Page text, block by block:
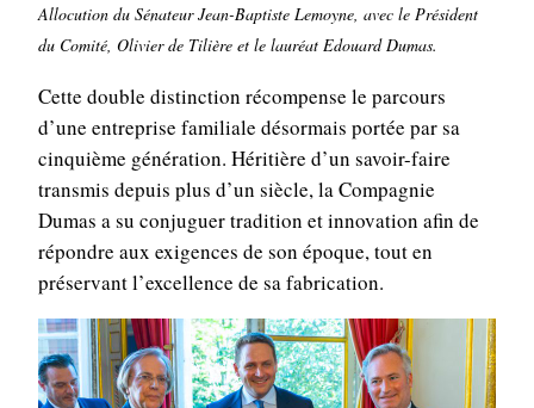
Allocution du Sénateur Jean-Baptiste Lemoyne, avec le Président
du Comité, Olivier de Tilière et le lauréat Edouard Dumas.
Cette double distinction récompense le parcours
d’une entreprise familiale désormais portée par sa
cinquième génération. Héritière d’un savoir-faire
transmis depuis plus d’un siècle, la Compagnie
Dumas a su conjuguer tradition et innovation afin de
répondre aux exigences de son époque, tout en
préservant l’excellence de sa fabrication.